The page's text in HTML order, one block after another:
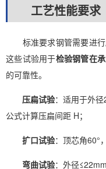
工艺性能要求
标准要求钢管需要进行
这些试验用于检验钢管在
的可靠性。
压扁试验：适用于外
公式计算压扁间距 H；
扩口试验：顶芯角60°
弯曲试验：外径